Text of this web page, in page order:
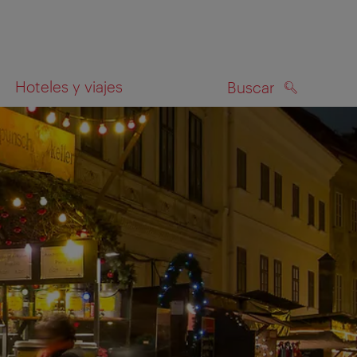
Hoteles y viajes Buscar
mapa BUSCAR